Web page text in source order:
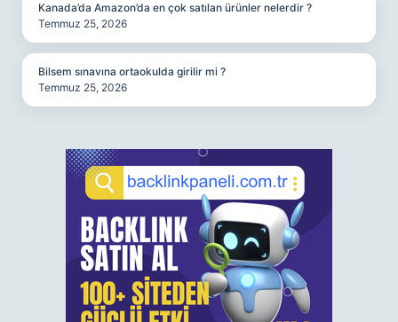
Kanada’da Amazon’da en çok satılan ürünler nelerdir ?
Temmuz 25, 2026
Bilsem sınavına ortaokulda girilir mi ?
Temmuz 25, 2026